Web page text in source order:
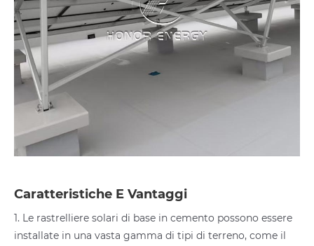
Caratteristiche E Vantaggi
1. Le rastrelliere solari di base in cemento possono essere
installate in una vasta gamma di tipi di terreno, come il